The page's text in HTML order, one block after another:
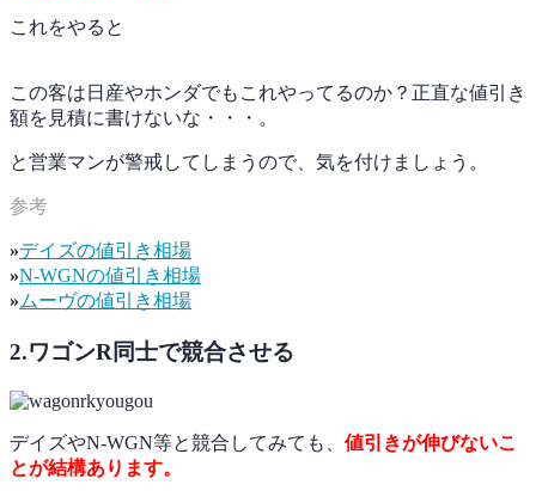
これをやると
この客は日産やホンダでもこれやってるのか？正直な値引き
額を見積に書けないな・・・。
と営業マンが警戒してしまうので、気を付けましょう。
»デイズの値引き相場
»N-WGNの値引き相場
»ムーヴの値引き相場
2.ワゴンR同士で競合させる
デイズやN-WGN等と競合してみても、 値引きが伸びないこ
とが結構あります。